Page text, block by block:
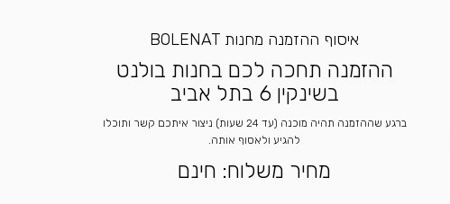
איסוף ההזמנה מחנות BOLENAT
ההזמנה תחכה לכם בחנות בולנט
בשינקין 6 בתל אביב
ברגע שההזמנה תהיה מוכנה (עד 24 שעות) ניצור איתכם קשר ותוכלו
להגיע ולאסוף אותה.
מחיר משלוח: חינם